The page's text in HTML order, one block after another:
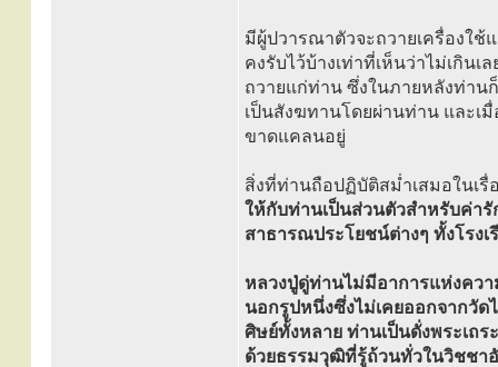
มีผู้ปวารณาตัวจะถวายเครื่องใ
คงรับไว้บ้างเท่าที่เห็นว่าไม่เกิน
ถวายแก่ท่าน ซึ่งในภายหลังท่าน
เป็นสังฆทานโดยผ่านท่าน และเ
ขาดแคลนอยู่
สิ่งที่ท่านถือปฏิบัติสม่ำเสมอในเ
ให้กับท่านเป็นส่วนตัวสำหรับค่า
สาธารณประโยชน์ต่างๆ ทั้งโรงเ
หลวงปู่ดู่ท่านไม่มีอาการแห่งคว
นอกรูปหนึ่งซึ่งไม่เคยออกจากวั
ศิษย์ทั้งหลาย ท่านเป็นดั่งพระเถร
ด้วยธรรมวุฒิที่รู้ถ้วนทั่วในวิชชา